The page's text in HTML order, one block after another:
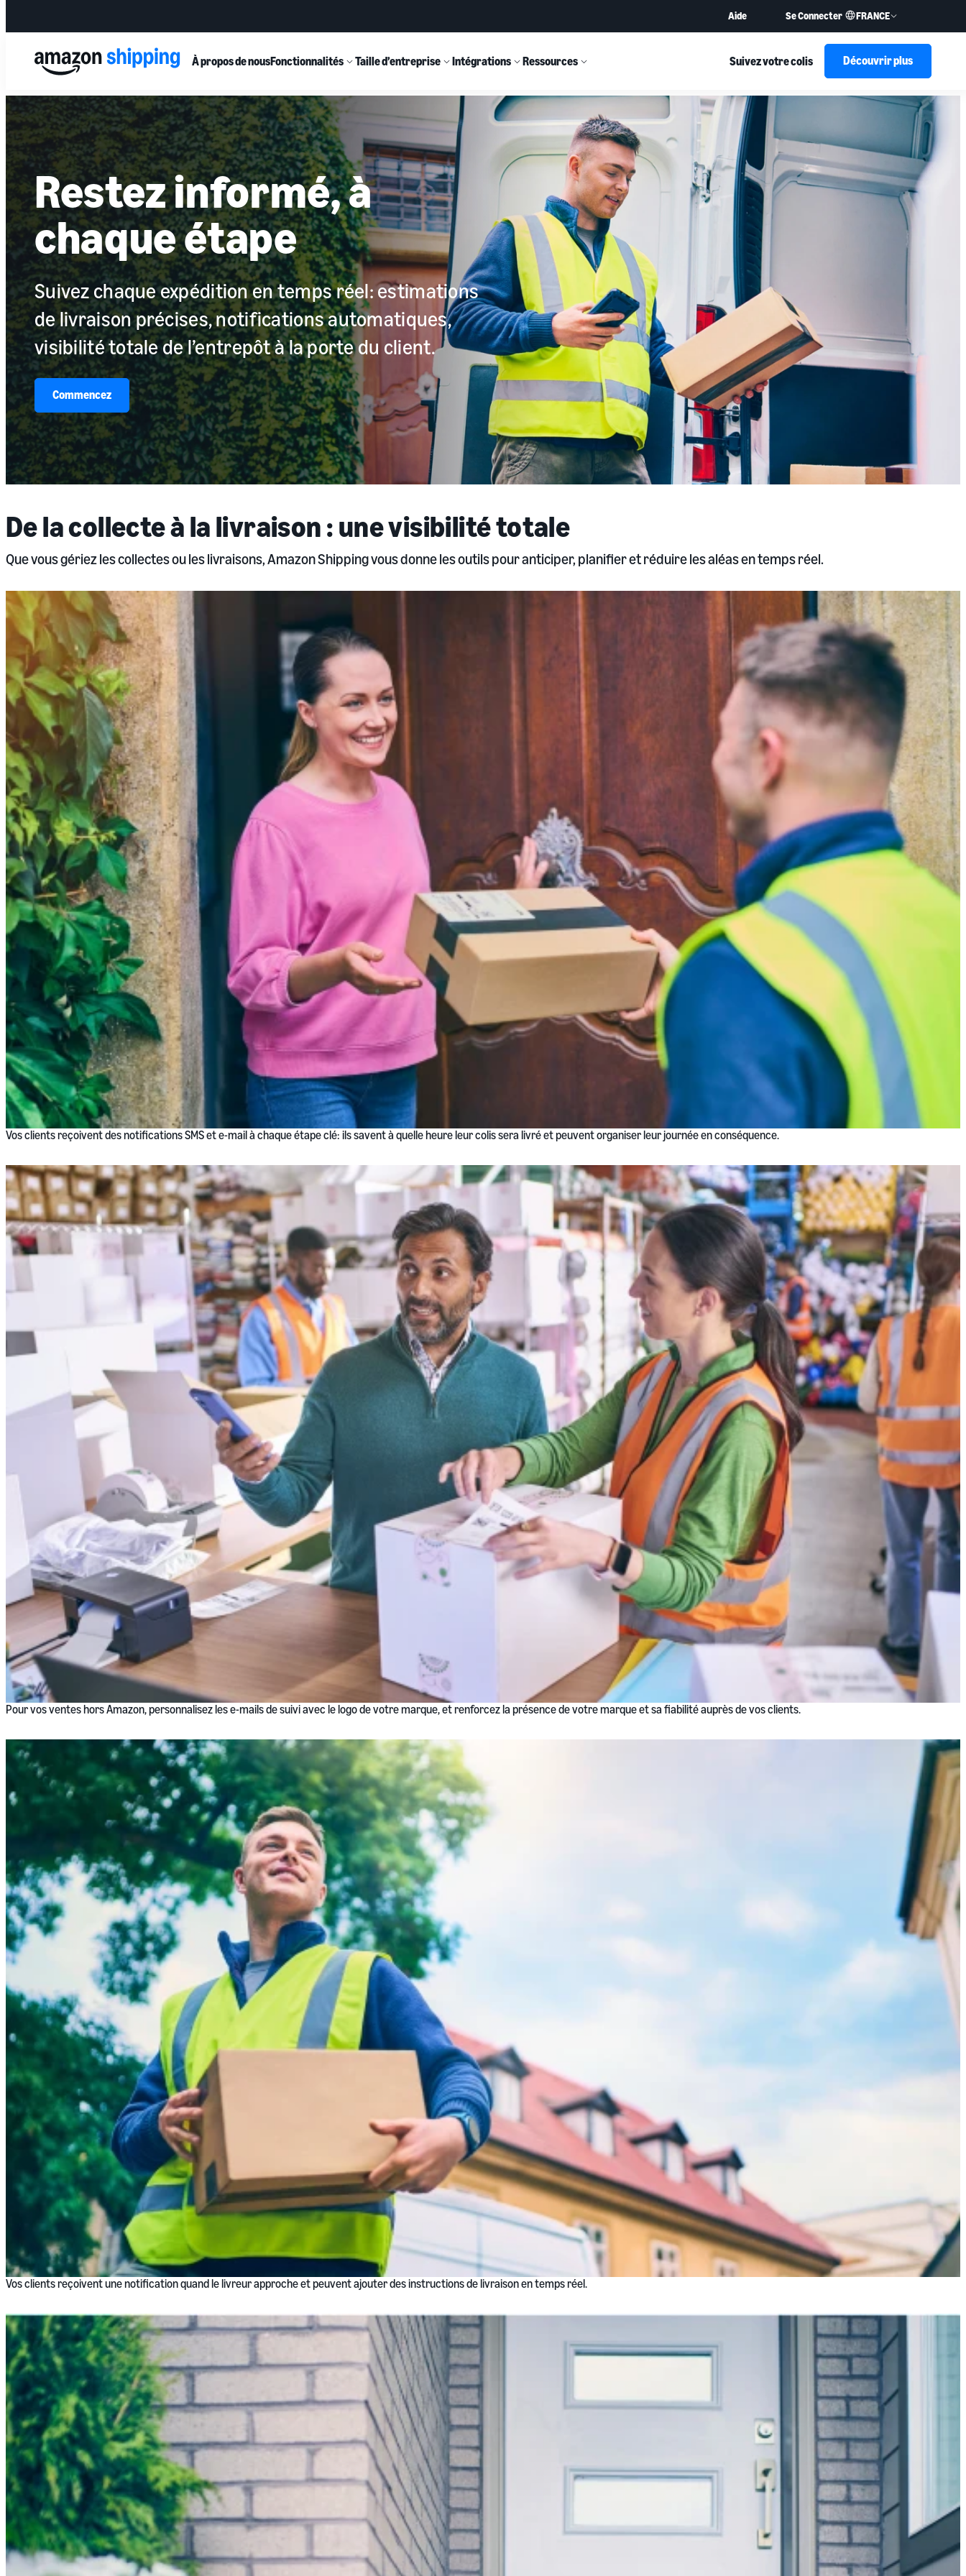
Aide Se Connecter FRANCE
À propos de nousFonctionnalités Taille d’entreprise Intégrations Ressources Suivez votre colis Découvrir plus
Restez informé, à
chaque étape
Suivez chaque expédition en temps réel: estimations
de livraison précises, notifications automatiques,
visibilité totale de l’entrepôt à la porte du client.
Commencez
De la collecte à la livraison : une visibilité totale
Que vous gériez les collectes ou les livraisons, Amazon Shipping vous donne les outils pour anticiper, planifier et réduire les aléas en temps réel.
Vos clients reçoivent des notifications SMS et e-mail à chaque étape clé: ils savent à quelle heure leur colis sera livré et peuvent organiser leur journée en conséquence.
Pour vos ventes hors Amazon, personnalisez les e-mails de suivi avec le logo de votre marque, et renforcez la présence de votre marque et sa fiabilité auprès de vos clients.
Vos clients reçoivent une notification quand le livreur approche et peuvent ajouter des instructions de livraison en temps réel.